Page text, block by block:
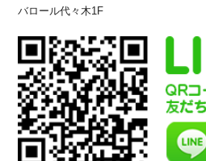
バロール代々木1F